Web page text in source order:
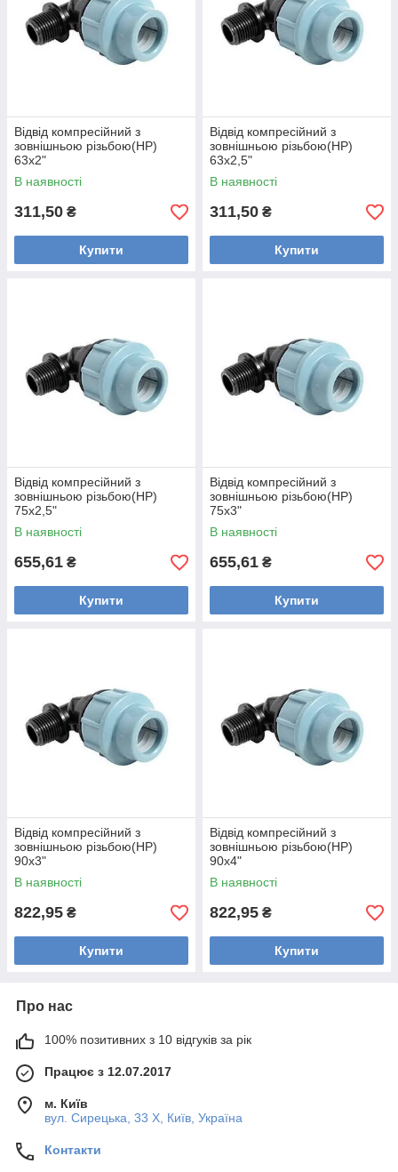
Відвід компресійний з
зовнішньою різьбою(НР)
63х2"
В наявності
311,50 ₴
Купити
Відвід компресійний з
зовнішньою різьбою(НР)
63х2,5"
В наявності
311,50 ₴
Купити
Відвід компресійний з
зовнішньою різьбою(НР)
75х2,5"
В наявності
655,61 ₴
Купити
Відвід компресійний з
зовнішньою різьбою(НР)
75х3"
В наявності
655,61 ₴
Купити
Відвід компресійний з
зовнішньою різьбою(НР)
90х3"
В наявності
822,95 ₴
Купити
Відвід компресійний з
зовнішньою різьбою(НР)
90х4"
В наявності
822,95 ₴
Купити
Про нас
100% позитивних з 10 відгуків за рік
Працює з 12.07.2017
м. Київ
вул. Сирецька, 33 Х, Київ, Україна
Контакти